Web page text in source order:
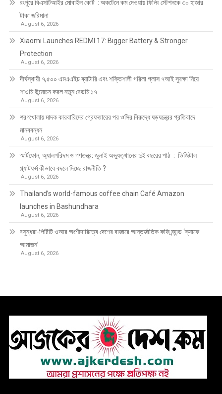
রংপুরে বিএসটিআইর মোবাইল কোর্ট : অকটেনে কম দেওয়ায় ফিলিং স্টেশনকে ৩০ হাজার
টাকা জরিমানা
August 6, 2026
Xiaomi Launches REDMI 17: Bigger Battery & Stronger
Protection
August 6, 2026
দীর্ঘস্থায়ী ৭,৫০০ এমএএইচ ব্যাটারি এবং শক্তিশালী গরিলা গ্লাস ৭আই সুরক্ষা নিয়ে
শাওমি উন্মোচন করল নতুন রেডমি ১৭
August 6, 2026
শরণখোলায় মাদক কারবারিদের গ্রেফতারের পর ওসির বিরুদ্ধে ষড়যন্ত্রের প্রতিবাদে
মানববন্ধন
August 6, 2026
স্মার্টফোন, অ্যালগরিদম ও গণতন্ত্র: জুলাই অভ্যুত্থানের দুই বছরের পাঠ : ডিজিটাল
প্ল্যাটফর্ম কীভাবে বদলে দিচ্ছে রাজনীতি ?
August 6, 2026
Thailand’s world-famous coffee chain Café Amazon
launches in Bashundhara
August 6, 2026
বসুন্ধরা-পিটিটি ওআর অংশীদারিত্বে দেশের বাজারে আন্তর্জাতিক কফি ব্র্যান্ড ‘ক্যাফে
আমাজন’
August 6, 2026